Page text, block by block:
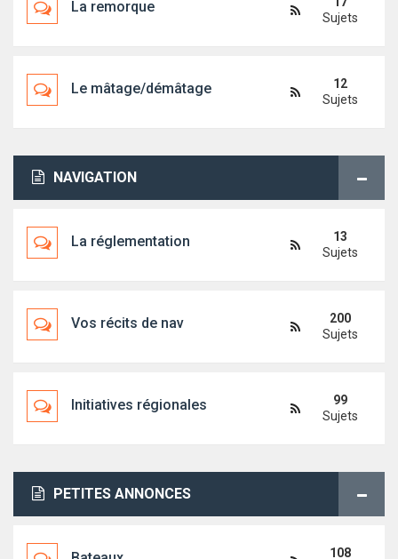
La remorque
Sujets
Le mâtage/démâtage
12
Sujets
NAVIGATION
La réglementation
13
Sujets
Vos récits de nav
200
Sujets
Initiatives régionales
99
Sujets
PETITES ANNONCES
108